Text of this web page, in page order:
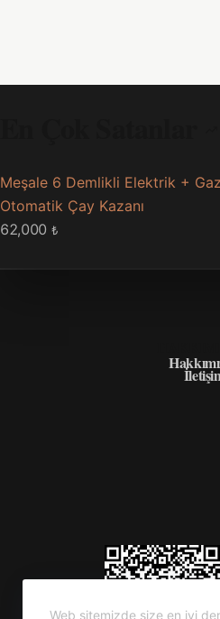
Web sitemizde size en iyi
Meşale 6 Demlikli Elektrik +
Otomatik Çay Kazanı
62,000 ₺